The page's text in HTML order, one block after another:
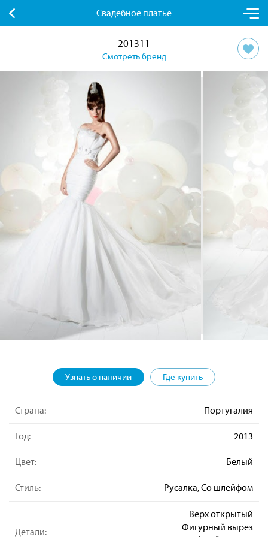
Свадебное платье
201311
Смотреть бренд
Узнать о наличии Где купить
Страна: Португалия
Год: 2013
Цвет: Белый
Стиль: Русалка, Со шлейфом
Детали:
Верх открытый
Фигурный вырез